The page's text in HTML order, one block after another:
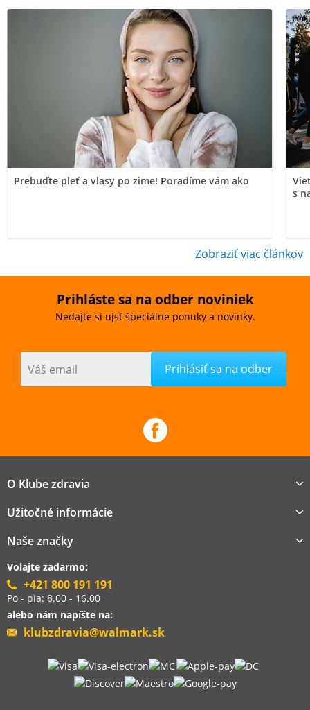
Prebuďte pleť a vlasy po zime! Poradíme vám ako
s
Zobraziť viac článkov
Prihláste sa na odber noviniek
Nedajte si ujsť špeciálne ponuky a novinky.
Váš email
O Klube zdravia
Užitočné informácie
Naše značky
Volajte zadarmo:
+421 800 191 191
Po - pia: 8.00 - 16.00
alebo nám napíšte na:
klubzdravia@walmark.sk